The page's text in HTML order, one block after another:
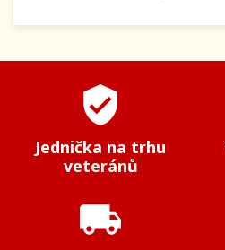
verified_user
Jednička na trhu
veteránů
local_shipping